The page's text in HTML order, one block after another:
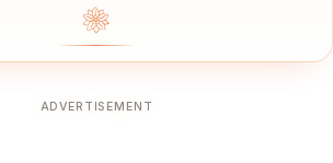
❀
ADVERTISEMENT